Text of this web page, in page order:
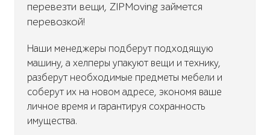
перевезти вещи, ZIPMoving займется
перевозкой!
Наши менеджеры подберут подходящую
машину, а хелперы упакуют вещи и технику,
разберут необходимые предметы мебели и
соберут их на новом адресе, экономя ваше
личное время и гарантируя сохранность
имущества.